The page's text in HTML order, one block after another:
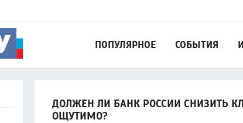
ПОПУЛЯРНОЕ СОБЫТИЯ
ДОЛЖЕН ЛИ БАНК РОССИИ СНИЗИТЬ
ОЩУТИМО?